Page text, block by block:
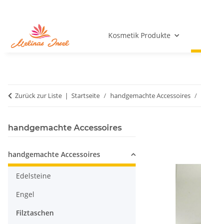
Kosmetik Produkte
Zurück zur Liste Startseite handgemachte Accessoires
handgemachte Accessoires
handgemachte Accessoires
Edelsteine
Engel
Filztaschen